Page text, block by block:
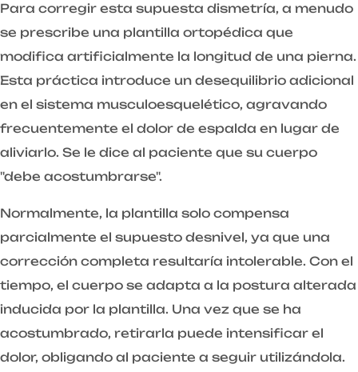
Para corregir esta supuesta dismetría, a menudo
se prescribe una plantilla ortopédica que
modifica artificialmente la longitud de una pierna.
Esta práctica introduce un desequilibrio adicional
en el sistema musculoesquelético, agravando
frecuentemente el dolor de espalda en lugar de
aliviarlo. Se le dice al paciente que su cuerpo
"debe acostumbrarse".
Normalmente, la plantilla solo compensa
parcialmente el supuesto desnivel, ya que una
corrección completa resultaría intolerable. Con el
tiempo, el cuerpo se adapta a la postura alterada
inducida por la plantilla. Una vez que se ha
acostumbrado, retirarla puede intensificar el
dolor, obligando al paciente a seguir utilizándola.